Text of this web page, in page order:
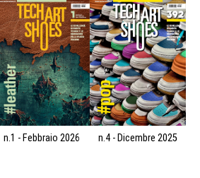
n.1 - Febbraio 2026 n.4 - Dicembre 2025